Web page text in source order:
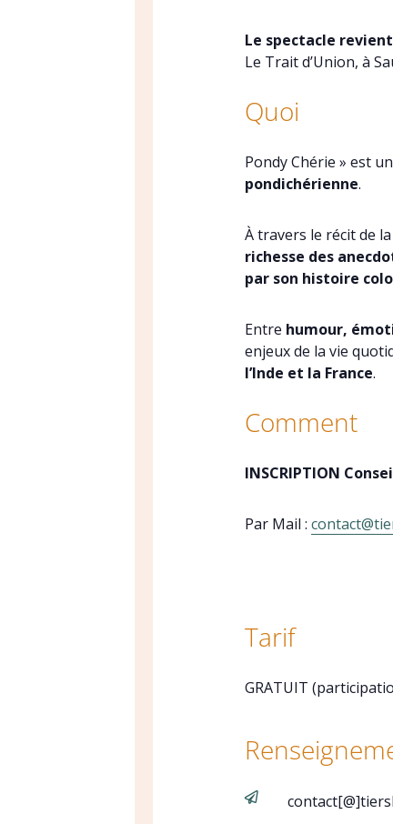
Le spectacle
Le Trait d’Union, à
Quoi
Pondy Chérie » est un
pondichérienne.
À travers le récit de
richesse des
par son histoire
Entre humour,
enjeux de la vie
l’Inde et la France.
Comment
INSCRIPTION
Par Mail :
Tarif
GRATUIT
